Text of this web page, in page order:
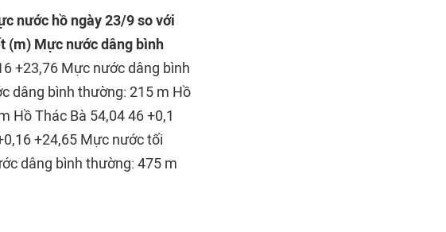
nước hồ ngày 23/9 so với
(m) Mực nước dâng bình
+23,76 Mực nước dâng bình
dâng bình thường: 215 m Hồ
Hồ Thác Bà 54,04 46 +0,1
+24,65 Mực nước tối
dâng bình thường: 475 m